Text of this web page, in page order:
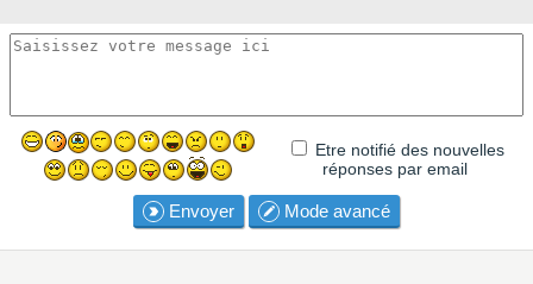
Etre notifié des nouvelles
réponses par email
Envoyer Mode avancé